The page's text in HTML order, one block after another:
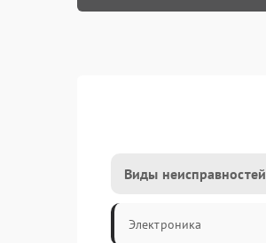
Виды неисправностей
Электроника